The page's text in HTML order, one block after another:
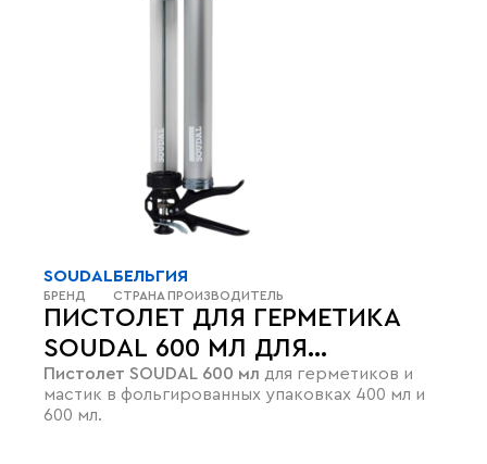
ПИСТОЛЕТ ДЛЯ ГЕРМЕТИКА
SOUDAL 600 МЛ ДЛЯ
ФОЛЬГИРОВАННЫХ
УПАКОВОК
Пистолет SOUDAL 600 мл
мастик в фольгированных упаковках 400 мл и
600 мл.
SOUDAL
БРЕНД
БЕЛЬГИЯ
СТРАНА ПРОИЗВОДИТЕЛЬ